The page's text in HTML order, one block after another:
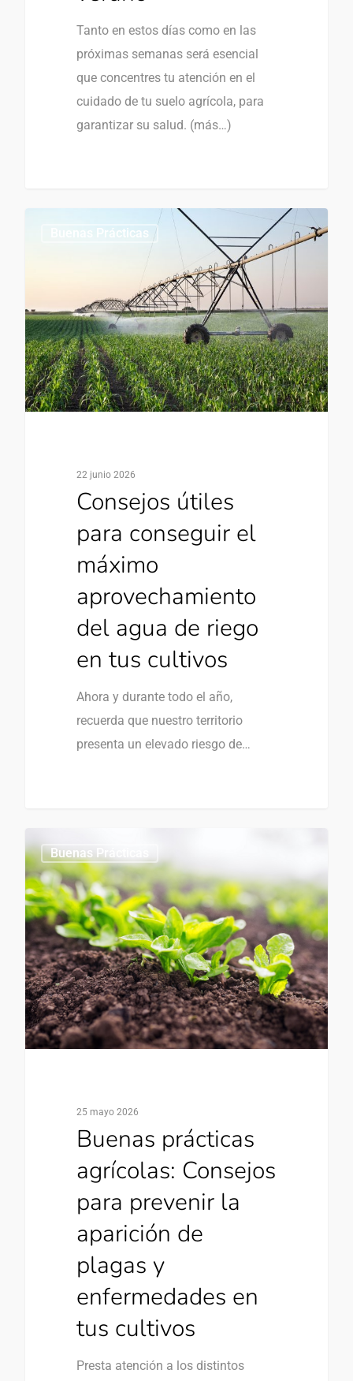
Tanto en estos días como en las
próximas semanas será esencial
que concentres tu atención en el
cuidado de tu suelo agrícola, para
garantizar su salud. (más…)
Buenas Prácticas
22 junio 2026
Consejos útiles
para conseguir el
máximo
aprovechamiento
del agua de riego
en tus cultivos
Ahora y durante todo el año,
recuerda que nuestro territorio
presenta un elevado riesgo de…
0
Buenas Prácticas
25 mayo 2026
Buenas prácticas
agrícolas: Consejos
para prevenir la
aparición de
plagas y
enfermedades en
tus cultivos
Presta atención a los distintos